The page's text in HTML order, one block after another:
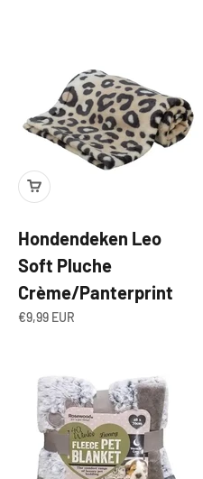
Hondendeken Leo
Soft Pluche
Crème/Panterprint
Angebot
€9,99 EUR